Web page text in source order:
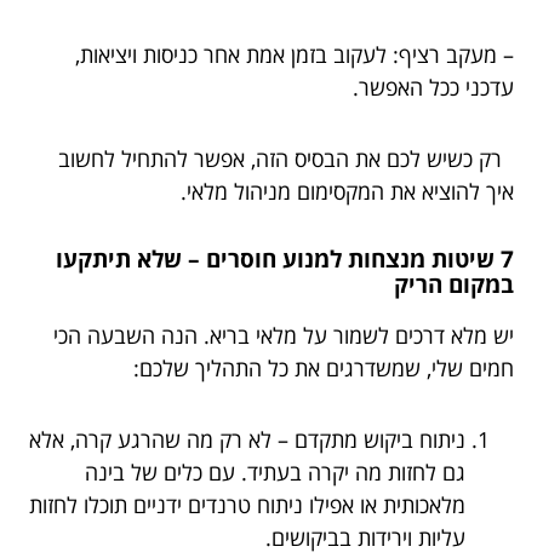
– מעקב רציף: לעקוב בזמן אמת אחר כניסות ויציאות,
עדכני ככל האפשר.
רק כשיש לכם את הבסיס הזה, אפשר להתחיל לחשוב
איך להוציא את המקסימום מניהול מלאי.
7 שיטות מנצחות למנוע חוסרים – שלא תיתקעו
במקום הריק
יש מלא דרכים לשמור על מלאי בריא. הנה השבעה הכי
חמים שלי, שמשדרגים את כל התהליך שלכם:
ניתוח ביקוש מתקדם – לא רק מה שהרגע קרה, אלא
גם לחזות מה יקרה בעתיד. עם כלים של בינה
מלאכותית או אפילו ניתוח טרנדים ידניים תוכלו לחזות
עליות וירידות בביקושים.